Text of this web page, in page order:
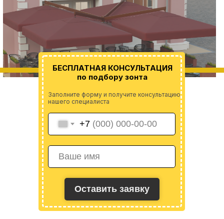
+7
Оставить заявку
Заполните форму и получите консультацию
нашего специалиста
БЕСПЛАТНАЯ КОНСУЛЬТАЦИЯ
по подбору зонта